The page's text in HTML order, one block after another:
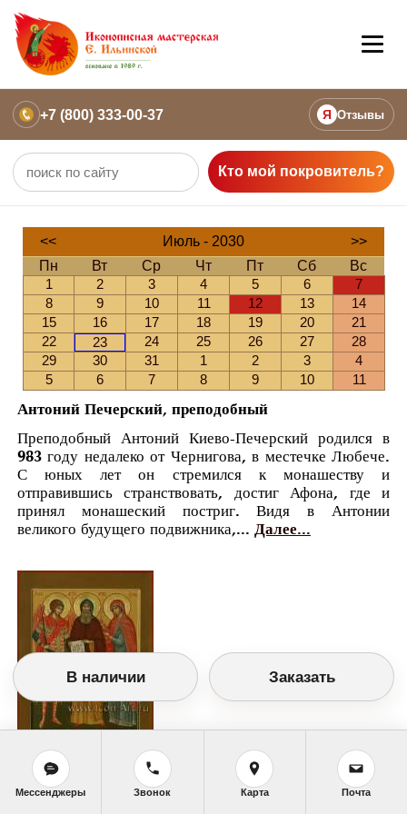
+7 (800) 333-00-37 Я Отзывы
Кто мой покровитель?
<< Июль - 2030
>>
Пн
Вт Ср Чт Пт Сб
Вс
1
2 3 4 5 6
7
8
9 10 11 12 13
14
15
16 17 18 19 20
21
22
23 24 25 26 27
28
29
30 31 1 2 3
4
5
6 7 8 9 10 11
Антоний Печерский, преподобный
Преподобный Антоний Киево-Печерский родился в
983 году недалеко от Чернигова, в местечке Любече.
С юных лет он стремился к монашеству и
отправившись странствовать, достиг Афона, где и
принял монашеский постриг. Видя в Антонии
великого будущего подвижника,... Далее...
Православный календарь
<<Вторник, 23 Июля (10 Июля по старому
В наличии Заказать
Мессенджеры Звонок Карта Почта